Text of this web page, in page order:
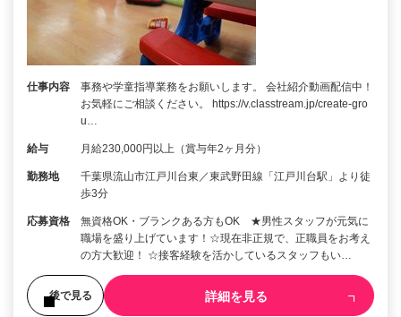
仕事内容
事務や学童指導業務をお願いします。 会社紹介動画配信中！
お気軽にご相談ください。 https://v.classtream.jp/create-gro
u…
給与 月給230,000円以上（賞与年2ヶ月分）
勤務地
千葉県流山市江戸川台東／東武野田線「江戸川台駅」より徒
歩3分
応募資格
無資格OK・ブランクある方もOK ★男性スタッフが元気に
職場を盛り上げています！☆現在非正規で、正職員をお考え
の方大歓迎！ ☆接客経験を活かしているスタッフもい…
後で見る 詳細を見る